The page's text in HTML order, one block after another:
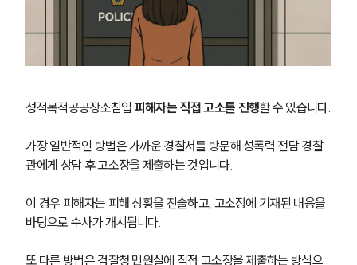
성적목적공공장소침입 피해자는 직접 고소를 진행할 수 있습니다.
가장 일반적인 방법은 가까운 경찰서를 방문해 성폭력 전담 경찰
관에게 상담 후 고소장을 제출하는 것입니다.
이 경우 피해자는 피해 상황을 진술하고, 고소장에 기재된 내용을
바탕으로 수사가 개시됩니다.
또 다른 방법은 검찰청 민원실에 직접 고소장을 제출하는 방식으